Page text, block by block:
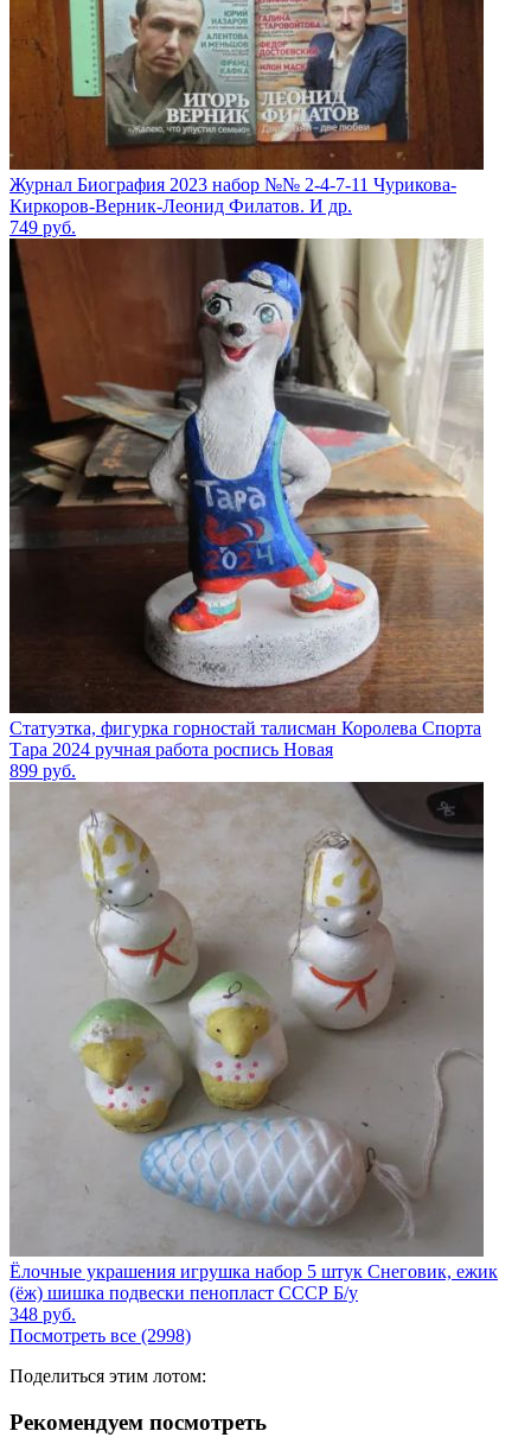
Журнал Биография 2023 набор №№ 2-4-7-11 Чурикова-
Киркоров-Верник-Леонид Филатов. И др.
749 руб.
Статуэтка, фигурка горностай талисман Королева Спорта
Тара 2024 ручная работа роспись Новая
899 руб.
Ёлочные украшения игрушка набор 5 штук Снеговик, ежик
(ёж) шишка подвески пенопласт СССР Б/у
348 руб.
Посмотреть все (2998)
Поделиться этим лотом:
Рекомендуем посмотреть